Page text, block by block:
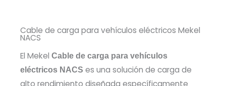
Cable de carga para vehículos eléctricos Mekel
NACS
El Mekel Cable de carga para vehículos
eléctricos NACS es una solución de carga de
alto rendimiento diseñada específicamente